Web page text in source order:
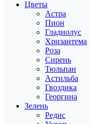
Цветы
Астра
Пион
Гладиолус
Хризантема
Роза
Сирень
Тюльпан
Астильба
Гвоздика
Георгина
Зелень
Редис